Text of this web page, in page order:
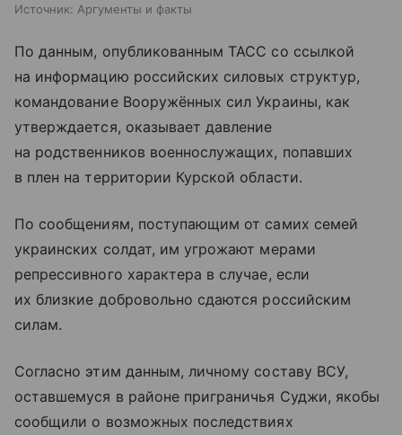
Источник: Аргументы и факты
По данным, опубликованным ТАСС со ссылкой
на информацию российских силовых структур,
командование Вооружённых сил Украины, как
утверждается, оказывает давление
на родственников военнослужащих, попавших
в плен на территории Курской области.
По сообщениям, поступающим от самих семей
украинских солдат, им угрожают мерами
репрессивного характера в случае, если
их близкие добровольно сдаются российским
силам.
Согласно этим данным, личному составу ВСУ,
оставшемуся в районе приграничья Суджи, якобы
сообщили о возможных последствиях